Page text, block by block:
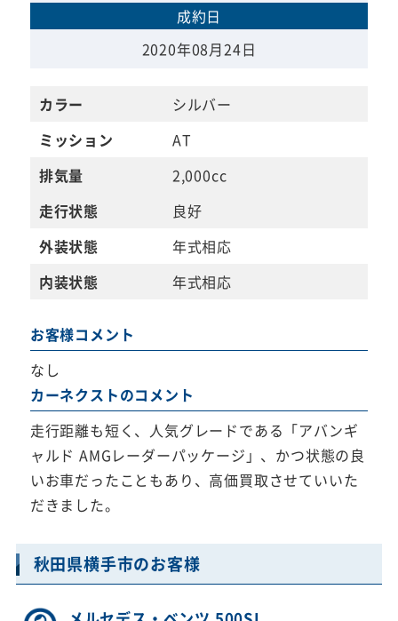
成約日
2020年08月24日
カラー
シルバー
ミッション
AT
排気量
2,000cc
走行状態
良好
外装状態
年式相応
内装状態
年式相応
お客様コメント
なし
カーネクストのコメント
走行距離も短く、人気グレードである「アバンギ
ャルド AMGレーダーパッケージ」、かつ状態の良
いお車だったこともあり、高価買取させていいた
だきました。
秋田県横手市のお客様